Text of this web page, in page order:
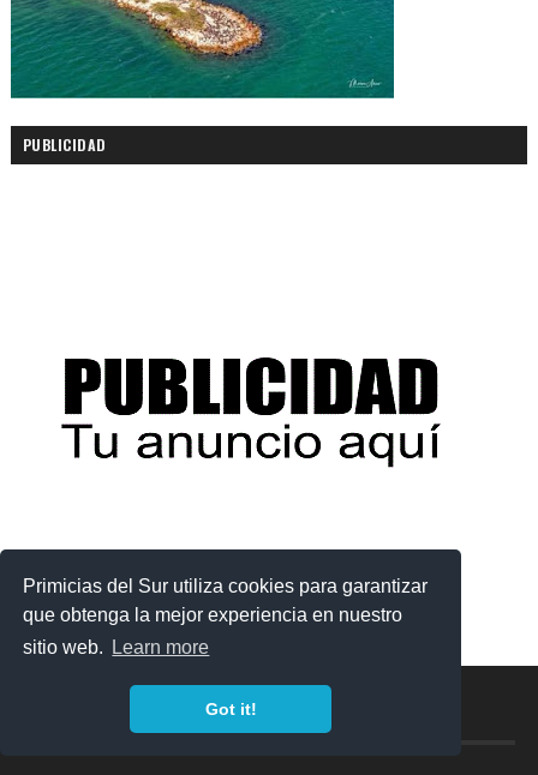
Primicias del Sur utiliza cookies para garantizar
que obtenga la mejor experiencia en nuestro
sitio web.
Learn more
Got it!
PUBLICIDAD